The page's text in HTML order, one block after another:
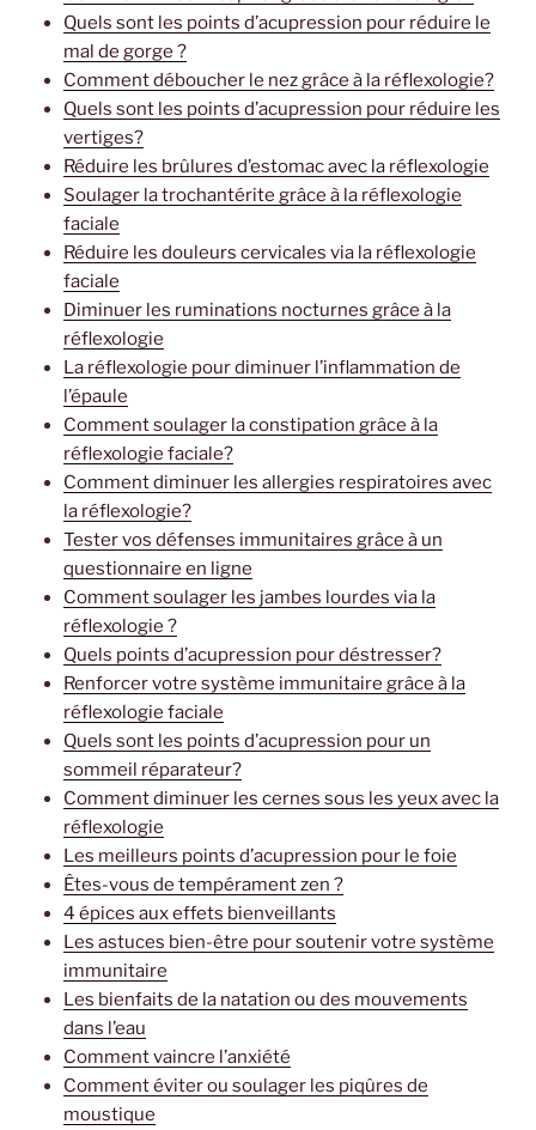
Quels sont les points d’acupression pour réduire le
mal de gorge ?
Comment déboucher le nez grâce à la réflexologie?
Quels sont les points d’acupression pour réduire les
vertiges?
Réduire les brûlures d’estomac avec la réflexologie
Soulager la trochantérite grâce à la réflexologie
faciale
Réduire les douleurs cervicales via la réflexologie
faciale
Diminuer les ruminations nocturnes grâce à la
réflexologie
La réflexologie pour diminuer l’inflammation de
l’épaule
Comment soulager la constipation grâce à la
réflexologie faciale?
Comment diminuer les allergies respiratoires avec
la réflexologie?
Tester vos défenses immunitaires grâce à un
questionnaire en ligne
Comment soulager les jambes lourdes via la
réflexologie ?
Quels points d’acupression pour déstresser?
Renforcer votre système immunitaire grâce à la
réflexologie faciale
Quels sont les points d’acupression pour un
sommeil réparateur?
Comment diminuer les cernes sous les yeux avec la
réflexologie
Les meilleurs points d’acupression pour le foie
Êtes-vous de tempérament zen ?
4 épices aux effets bienveillants
Les astuces bien-être pour soutenir votre système
immunitaire
Les bienfaits de la natation ou des mouvements
dans l’eau
Comment vaincre l’anxiété
Comment éviter ou soulager les piqûres de
moustique